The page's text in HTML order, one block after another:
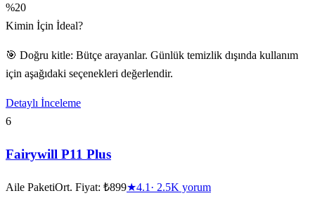
%20
Kimin İçin İdeal?
🎯 Doğru kitle: Bütçe arayanlar. Günlük temizlik dışında kullanım
için aşağıdaki seçenekleri değerlendir.
Detaylı İnceleme
6
Fairywill P11 Plus
Aile PaketiOrt. Fiyat: ₺899★4.1 · 2.5K yorum